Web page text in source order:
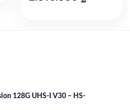
gốc
hiện
128G UHS-I V30 – HS-